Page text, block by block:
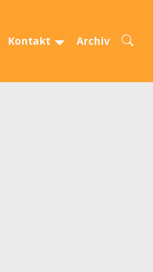
Kontakt Archiv